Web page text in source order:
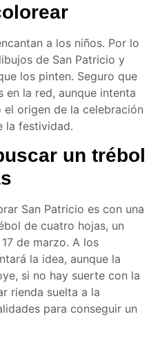
a los niños. Por lo
de San Patricio y
los pinten. Seguro que
en la red, aunque intenta
origen de la celebración
la festividad.
un trébol
San Patricio es con una
de cuatro hojas, un
de marzo. A los
la idea, aunque la
si no hay suerte con la
rienda suelta a la
para conseguir un